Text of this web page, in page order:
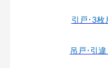
引戸･3枚
吊戸･引